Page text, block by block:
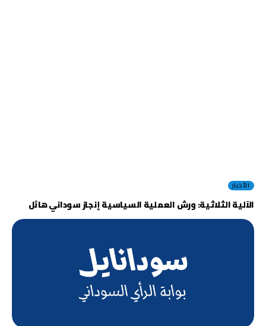
الأخبار
الآلية الثلاثية: ورش العملية السياسية إنجاز سوداني هائل